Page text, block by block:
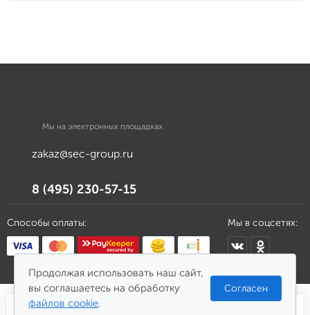
Мы на электронных площадках
zakaz@sec-group.ru
8 (495) 230-57-15
Способы оплаты: Мы в соцсетях:
Продолжая использовать наш сайт,
вы соглашаетесь на обработку
файлов cookie.
Согласен